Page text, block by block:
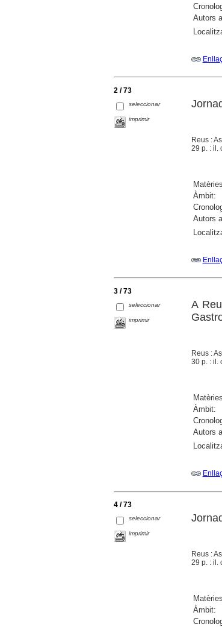
Autors
2 / 73
seleccionar
imprimir
Reus :
29 p. : il.
Àmbit:
Autors
3 / 73
seleccionar
imprimir
A
Reus :
30 p. : il.
Àmbit:
Autors
4 / 73
seleccionar
imprimir
Reus :
29 p. : il.
Àmbit: